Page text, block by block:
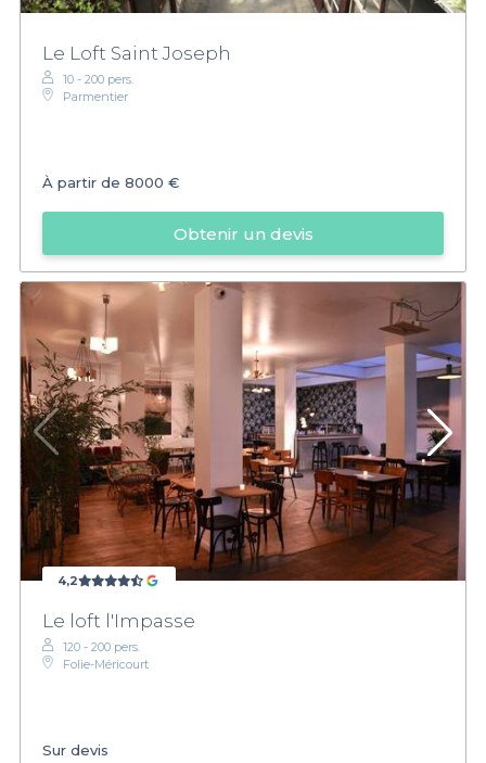
Le Loft Saint Joseph
10 - 200 pers.
Parmentier
À partir de 8000 €
Obtenir un devis
4,2
Le loft l'Impasse
120 - 200 pers.
Folie-Méricourt
Sur devis